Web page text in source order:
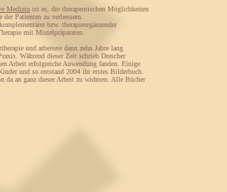
Medizin ist es, die therapeutischen Möglichkeiten
Patienten zu verbessern.
bzw. therapieergänzender
mit Mistelpräparaten.
und arbeitete dann zehn Jahre lang
Während dieser Zeit schrieb Drescher
Arbeit erfolgreiche Anwendung fanden. Einige
und so entstand 2004 ihr erstes Bilderbuch.
da an ganz dieser Arbeit zu widmen. Alle Bücher